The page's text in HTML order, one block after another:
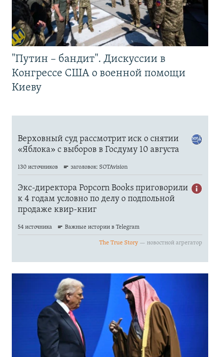
"Путин – бандит". Дискуссии в
Конгрессе США о военной помощи
Киеву